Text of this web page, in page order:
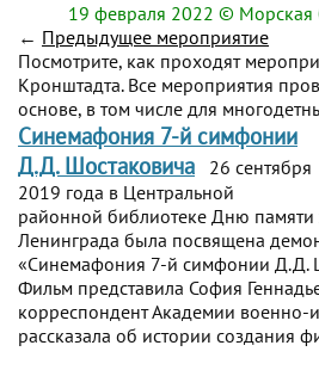
19 февраля 2022 © Морская
← Предыдущее мероприятие
Посмотрите, как проходят
Кронштадта. Все мероприятия
основе, в том числе для
Синемафония 7-й симфонии
Д.Д. Шостаковича
26 сентября
2019 года в Центральной
районной библиотеке Дню
Ленинграда была посвящена
«Синемафония 7-й симфонии Д.Д.
Фильм представила София
корреспондент Академии военно-
рассказала об истории создания